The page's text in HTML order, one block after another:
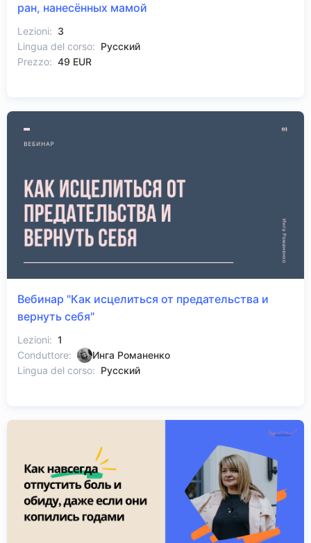
ран, нанесённых мамой
Lezioni: 3
Lingua del corso: Русский
Prezzo: 49 EUR
Вебинар "Как исцелиться от предательства и
вернуть себя"
Lezioni: 1
Conduttore:
Инга Романенко
Lingua del corso: Русский